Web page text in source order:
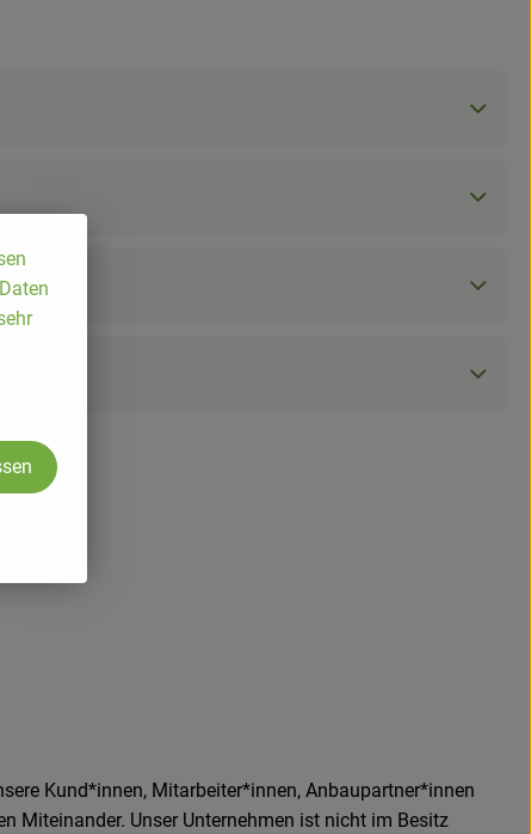
Kund*innen, Mitarbeiter*innen, Anbaupartner*innen
Miteinander. Unser Unternehmen ist nicht im Besitz